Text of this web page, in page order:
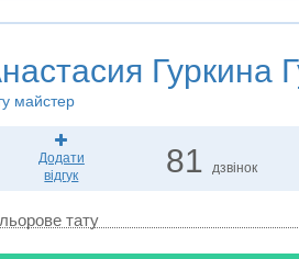
Гуркина
майстер
Додати
відгук
81 дзвінок
тату